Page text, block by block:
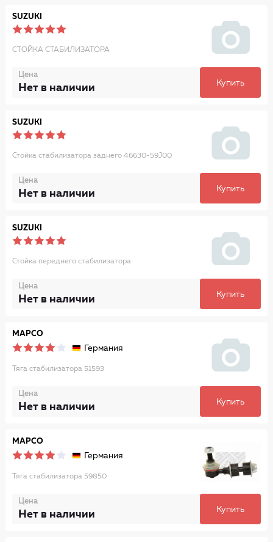
SUZUKI
СТОЙКА СТАБИЛИЗАТОРА
Цена
Нет в наличии Купить
SUZUKI
Стойка стабилизатора заднего 46630-59J00
Цена
Нет в наличии Купить
SUZUKI
Стойка переднего стабилизатора
Цена
Нет в наличии Купить
MAPCO
Германия
Тяга стабилизатора 51593
Цена
Нет в наличии Купить
MAPCO
Германия
Тяга стабилизатора 59850
Цена
Нет в наличии Купить